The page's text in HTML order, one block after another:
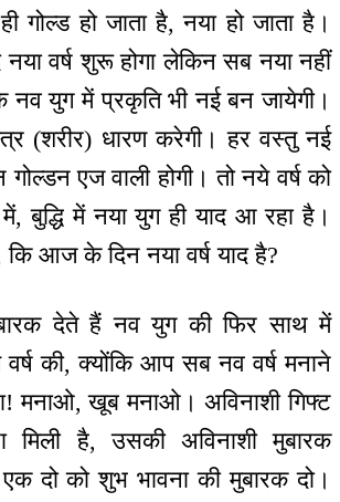
गोल्ड हो जाता है, नया हो जाता है।
वर्ष शुरू होगा लेकिन सब नया नहीं
नव युग में प्रकृति भी नई बन जायेगी।
(शरीर) धारण करेगी। हर वस्तु नई
गोल्डन एज वाली होगी। तो नये वर्ष को
बुद्धि में नया युग ही याद आ रहा है।
कि आज के दिन नया वर्ष याद है?
देते हैं नव युग की फिर साथ में
की, क्योंकि आप सब नव वर्ष मनाने
मनाओ, खूब मनाओ। अविनाशी गिफ्ट
मिली है, उसकी अविनाशी मुबारक
दो को शुभ भावना की मुबारक दो।